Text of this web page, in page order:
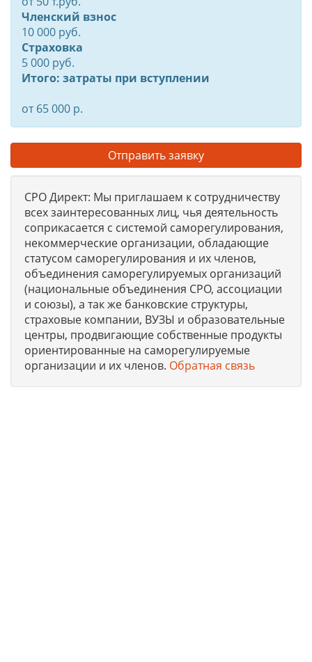
Членский взнос
10 000 руб.
Страховка
5 000 руб.
Итого: затраты при вступлении
от 65 000 р.
Отправить заявку
СРО Директ: Мы приглашаем к сотрудничеству
всех заинтересованных лиц, чья деятельность
соприкасается с системой саморегулирования,
некоммерческие организации, обладающие
статусом саморегулирования и их членов,
объединения саморегулируемых организаций
(национальные объединения СРО, ассоциации
и союзы), а так же банковские структуры,
страховые компании, ВУЗЫ и образовательные
центры, продвигающие собственные продукты
ориентированные на саморегулируемые
организации и их членов. Обратная связь